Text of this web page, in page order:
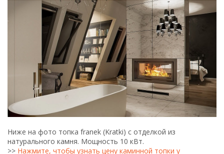
Ниже на фото угловой камин под призмообразную топку
Antek (Kratki). Мощность 10 кВт.
у официального дилера компании Кратки с доставкой из
Москвы.